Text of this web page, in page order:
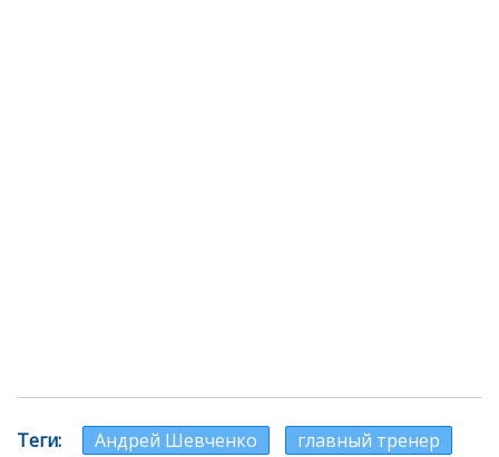
Теги Андрей Шевченко
главный тренер